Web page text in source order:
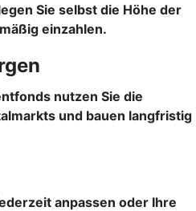
Sie selbst die Höhe der
einzahlen.
nutzen Sie die
und bauen langfristig
anpassen oder Ihre